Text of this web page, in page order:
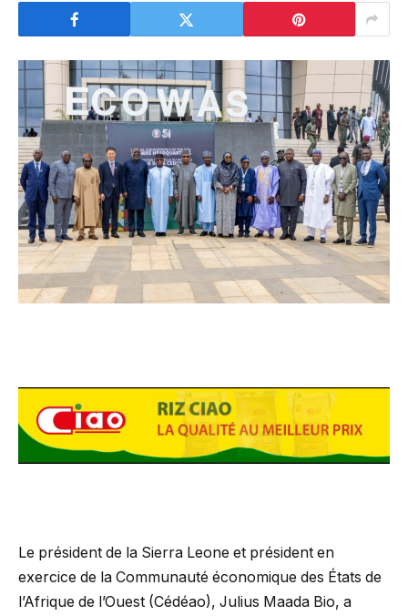
Le président de la Sierra Leone et président en
exercice de la Communauté économique des États de
l’Afrique de l’Ouest (Cédéao), Julius Maada Bio, a